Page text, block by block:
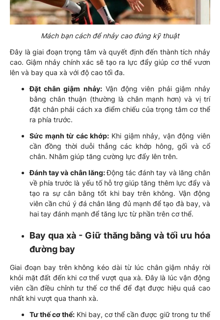
Mách bạn cách để nhảy cao đúng kỹ thuật
Đây là giai đoạn trọng tâm và quyết định đến thành tích nhảy
cao. Giậm nhảy chính xác sẽ tạo ra lực đẩy giúp cơ thể vươn
lên và bay qua xà với độ cao tối đa.
Đặt chân giậm nhảy:Vận động viên phải giậm nhảy
bằng chân thuận (thường là chân mạnh hơn) và vị trí
đặt chân phải cách xa điểm chiếu của trọng tâm cơ thể
ra phía trước.
Sức mạnh từ các khớp: Khi giậm nhảy, vận động viên
cần đồng thời duỗi thẳng các khớp hông, gối và cổ
chân. Nhằm giúp tăng cường lực đẩy lên trên.
Đánh tay và chân lăng:Động tác đánh tay và lăng chân
về phía trước là yếu tố hỗ trợ giúp tăng thêm lực đẩy và
tạo ra sự cân bằng tốt khi bay trên không. Vận động
viên cần chú ý đá chân lăng đủ mạnh để tạo đà bay, và
hai tay đánh mạnh để tăng lực từ phần trên cơ thể.
Bay qua xà - Giữ thăng bằng và tối ưu hóa
đường bay
Giai đoạn bay trên không kéo dài từ lúc chân giậm nhảy rời
khỏi mặt đất đến khi cơ thể vượt qua xà. Đây là lúc vận động
viên cần điều chỉnh tư thế cơ thể để đạt được hiệu quả cao
nhất khi vượt qua thanh xà.
Tư thế cơ thể: Khi bay, cơ thể cần được giữ trong tư thế